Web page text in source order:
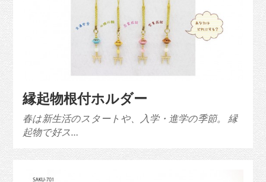
縁起物根付ホルダー
春は新生活のスタートや、入学・進学の季節。 縁
起物で好ス…